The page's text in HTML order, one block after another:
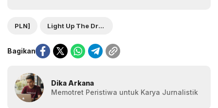
PLN] Light Up The Dream
Bagikan
Dika Arkana
Memotret Peristiwa untuk Karya Jurnalistik